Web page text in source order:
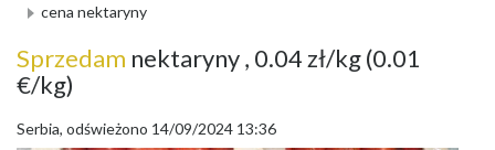
cena nektaryny
Sprzedam nektaryny, 0.04 zł/kg(0.01
€/kg)
Serbia, odświeżono 14/09/2024 13:36